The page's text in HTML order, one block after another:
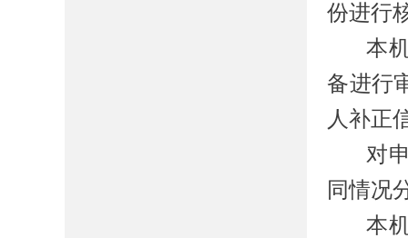
份进行
本
备进行
人补正
对
同情况
本